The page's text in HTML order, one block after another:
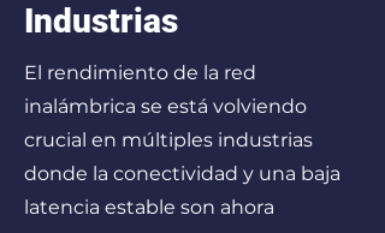
Industrias
El rendimiento de la red
inalámbrica se está volviendo
crucial en múltiples industrias
donde la conectividad y una baja
latencia estable son ahora